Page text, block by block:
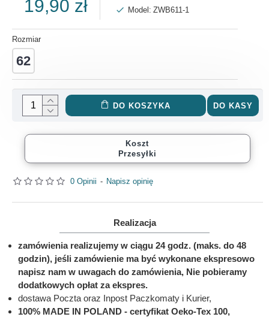
0 Opinii - Napisz opinię
19,90 zł Model: ZWB611-1
Rozmiar
62
DO KOSZYKA DO KASY
Koszt
Przesyłki
Realizacja
zamówienia realizujemy w ciągu 24 godz. (maks. do 48
godzin), jeśli zamówienie ma być wykonane ekspresowo
napisz nam w uwagach do zamówienia, Nie pobieramy
dodatkowych opłat za ekspres.
dostawa Poczta oraz Inpost Paczkomaty i Kurier,
100% MADE IN POLAND - certyfikat Oeko-Tex 100,